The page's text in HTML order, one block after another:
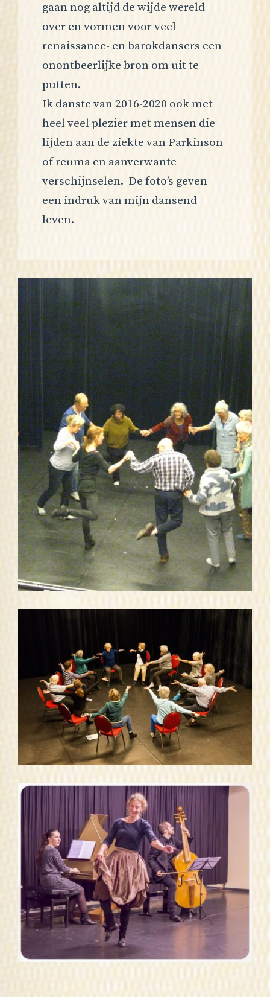
gaan nog altijd de wijde wereld
over en vormen voor veel
renaissance- en barokdansers een
onontbeerlijke bron om uit te
putten.
Ik danste van 2016-2020 ook met
heel veel plezier met mensen die
lijden aan de ziekte van Parkinson
of reuma en aanverwante
verschijnselen. De foto’s geven
een indruk van mijn dansend
leven.